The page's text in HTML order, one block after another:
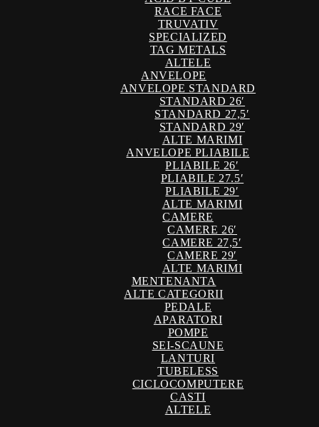
RACE FACE
TRUVATIV
SPECIALIZED
TAG METALS
ALTELE
ANVELOPE
ANVELOPE STANDARD
STANDARD 26′
STANDARD 27,5′
STANDARD 29′
ALTE MARIMI
ANVELOPE PLIABILE
PLIABILE 26′
PLIABILE 27.5′
PLIABILE 29′
ALTE MARIMI
CAMERE
CAMERE 26′
CAMERE 27,5′
CAMERE 29′
ALTE MARIMI
MENTENANTA
ALTE CATEGORII
PEDALE
APARATORI
POMPE
SEI-SCAUNE
LANTURI
TUBELESS
CICLOCOMPUTERE
CASTI
ALTELE